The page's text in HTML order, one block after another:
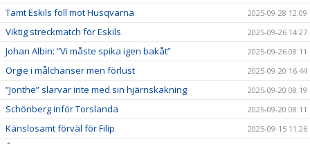
Tamt Eskils föll mot Husqvarna 2025-09-28 12:09
Viktig streckmatch för Eskils 2025-09-26 14:27
Johan Albin: ”Vi måste spika igen bakåt” 2025-09-26 08:11
Orgie i målchanser men förlust 2025-09-20 16:44
”Jonthe” slarvar inte med sin hjärnskakning 2025-09-20 08:19
Schönberg inför Torslanda 2025-09-20 08:11
Känslosamt förväl för Filip 2025-09-15 11:26